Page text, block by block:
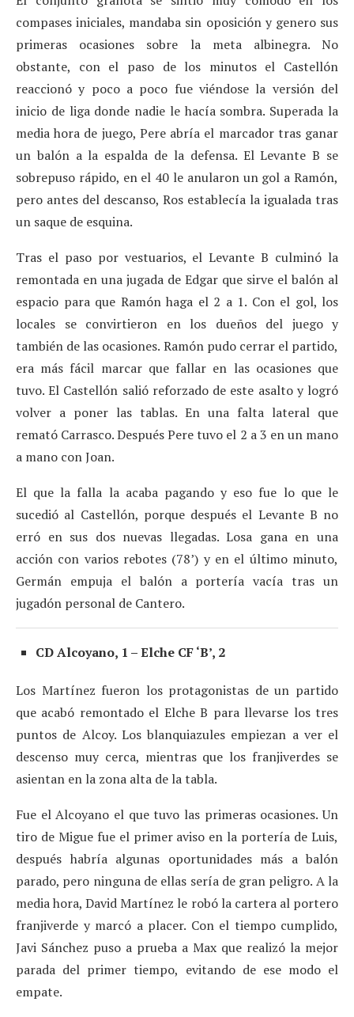
compases iniciales, mandaba sin oposición y genero sus
primeras ocasiones sobre la meta albinegra. No
obstante, con el paso de los minutos el Castellón
reaccionó y poco a poco fue viéndose la versión del
inicio de liga donde nadie le hacía sombra. Superada la
media hora de juego, Pere abría el marcador tras ganar
un balón a la espalda de la defensa. El Levante B se
sobrepuso rápido, en el 40 le anularon un gol a Ramón,
pero antes del descanso, Ros establecía la igualada tras
un saque de esquina.
Tras el paso por vestuarios, el Levante B culminó la
remontada en una jugada de Edgar que sirve el balón al
espacio para que Ramón haga el 2 a 1. Con el gol, los
locales se convirtieron en los dueños del juego y
también de las ocasiones. Ramón pudo cerrar el partido,
era más fácil marcar que fallar en las ocasiones que
tuvo. El Castellón salió reforzado de este asalto y logró
volver a poner las tablas. En una falta lateral que
remató Carrasco. Después Pere tuvo el 2 a 3 en un mano
a mano con Joan.
El que la falla la acaba pagando y eso fue lo que le
sucedió al Castellón, porque después el Levante B no
erró en sus dos nuevas llegadas. Losa gana en una
acción con varios rebotes (78’) y en el último minuto,
Germán empuja el balón a portería vacía tras un
jugadón personal de Cantero.
CD Alcoyano, 1 – Elche CF ‘B’, 2
Los Martínez fueron los protagonistas de un partido
que acabó remontado el Elche B para llevarse los tres
puntos de Alcoy. Los blanquiazules empiezan a ver el
descenso muy cerca, mientras que los franjiverdes se
asientan en la zona alta de la tabla.
Fue el Alcoyano el que tuvo las primeras ocasiones. Un
tiro de Migue fue el primer aviso en la portería de Luis,
después habría algunas oportunidades más a balón
parado, pero ninguna de ellas sería de gran peligro. A la
media hora, David Martínez le robó la cartera al portero
franjiverde y marcó a placer. Con el tiempo cumplido,
Javi Sánchez puso a prueba a Max que realizó la mejor
parada del primer tiempo, evitando de ese modo el
empate.